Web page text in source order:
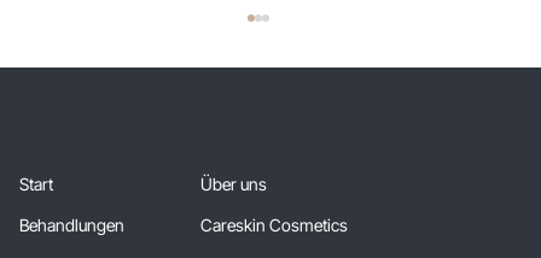
Start
Behandlungen
Über uns
Careskin Cosmetics